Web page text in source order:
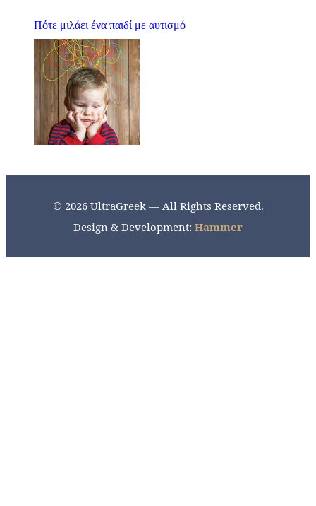
Πότε μιλάει ένα παιδί με αυτισμό
© 2026 UltraGreek — All Rights Reserved.
Design & Development: Hammer